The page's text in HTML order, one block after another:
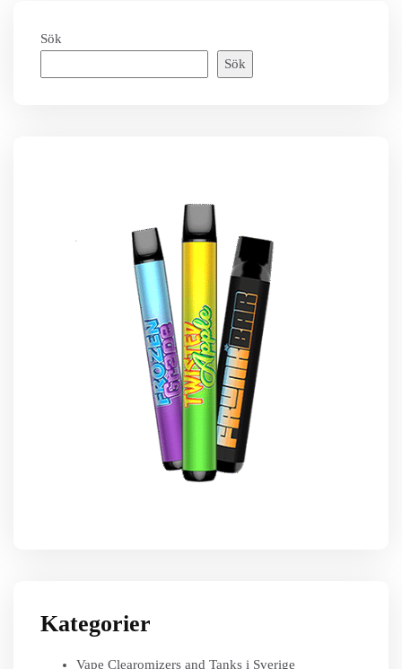
Sök
Sök
Kategorier
Vape Clearomizers and Tanks i Sverige